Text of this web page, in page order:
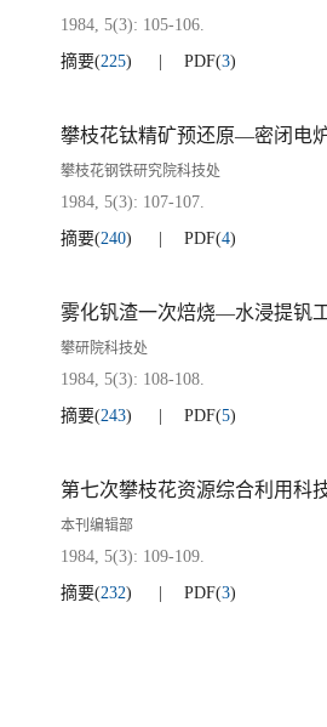
1984, 5(3): 105-106.
摘要(225) PDF(3)
攀枝花钢铁研究院科技处
1984, 5(3): 107-107.
摘要(240) PDF(4)
雾化钒渣一次焙烧—水浸提钒
攀研院科技处
1984, 5(3): 108-108.
摘要(243) PDF(5)
本刊编辑部
1984, 5(3): 109-109.
摘要(232) PDF(3)